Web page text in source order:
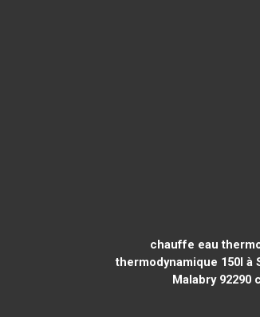
chauffe eau
thermodynamique 150l à
Malabry 92290